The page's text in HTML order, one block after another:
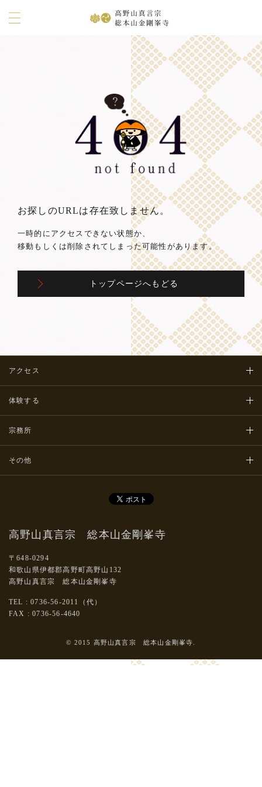
お探しのURLは存在致しません。
一時的にアクセスできない状態か、
移動もしくは削除されてしまった可能性があります。
トップページへもどる
アクセス
体験する
宗務所
その他
高野山真言宗 総本山金剛峯寺
〒648-0294
和歌山県伊都郡高野町高野山132
高野山真言宗 総本山金剛峯寺
TEL : 0736-56-2011（代）
FAX : 0736-56-4640
© 2015 高野山真言宗 総本山金剛峯寺.